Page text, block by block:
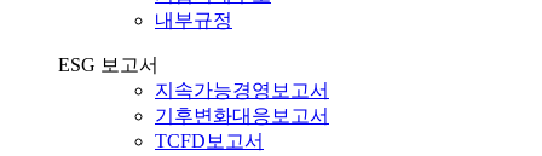
내부규정
ESG 보고서
지속가능경영보고서
기후변화대응보고서
TCFD보고서